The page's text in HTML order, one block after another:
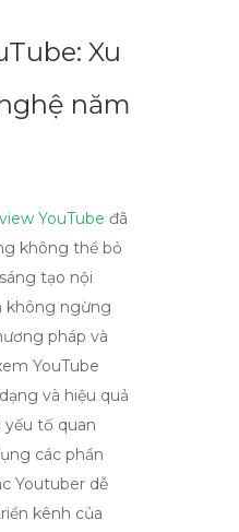
Xu
năm
YouTube đã
không thể bỏ
tạo nội
không ngừng
pháp và
YouTube
và hiệu quả
tố quan
các phần
Youtuber dễ
kênh của